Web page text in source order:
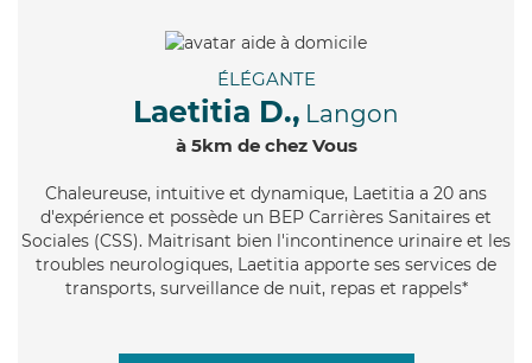
ÉLÉGANTE
Laetitia D., Langon
à 5km de chez Vous
Chaleureuse, intuitive et dynamique, Laetitia a 20 ans
d'expérience et possède un BEP Carrières Sanitaires et
Sociales (CSS). Maitrisant bien l'incontinence urinaire et les
troubles neurologiques, Laetitia apporte ses services de
transports, surveillance de nuit, repas et rappels*